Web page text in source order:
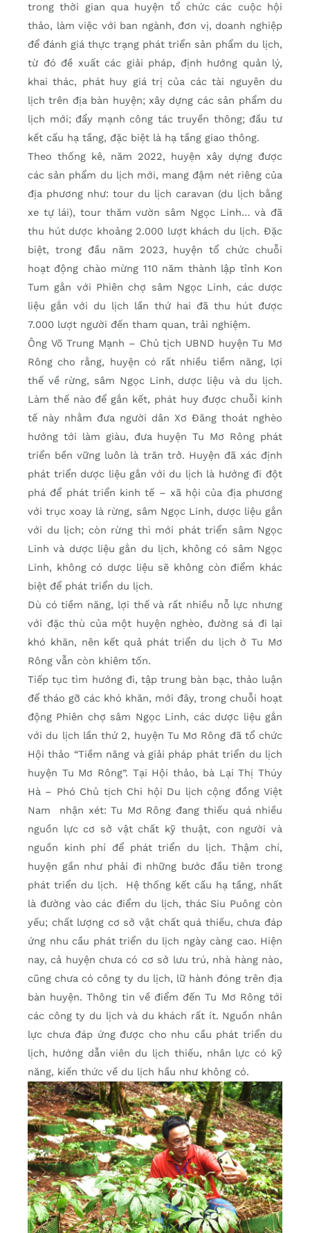
trong thời gian qua huyện tổ chức các cuộc hội
thảo, làm việc với ban ngành, đơn vị, doanh nghiệp
để đánh giá thực trạng phát triển sản phẩm du lịch,
từ đó đề xuất các giải pháp, định hướng quản lý,
khai thác, phát huy giá trị của các tài nguyên du
lịch trên địa bàn huyện; xây dựng các sản phẩm du
lịch mới; đẩy mạnh công tác truyền thông; đầu tư
kết cấu hạ tầng, đặc biệt là hạ tầng giao thông.
Theo thống kê, năm 2022, huyện xây dựng được
các sản phẩm du lịch mới, mang đậm nét riêng của
địa phương như: tour du lịch caravan (du lịch bằng
xe tự lái), tour thăm vườn sâm Ngọc Linh… và đã
thu hút dược khoảng 2.000 lượt khách du lịch. Đặc
biệt, trong đầu năm 2023, huyện tổ chức chuỗi
hoạt động chào mừng 110 năm thành lập tỉnh Kon
Tum gắn với Phiên chợ sâm Ngọc Linh, các dược
liệu gắn với du lịch lần thứ hai đã thu hút được
7.000 lượt người đến tham quan, trải nghiệm.
Ông Võ Trung Mạnh – Chủ tịch UBND huyện Tu Mơ
Rông cho rằng, huyện có rất nhiều tiềm năng, lợi
thế về rừng, sâm Ngọc Linh, dược liệu và du lịch.
Làm thế nào để gắn kết, phát huy được chuỗi kinh
tế này nhằm đưa người dân Xơ Đăng thoát nghèo
hướng tới làm giàu, đưa huyện Tu Mơ Rông phát
triển bền vững luôn là trăn trở. Huyện đã xác định
phát triển dược liệu gắn với du lịch là hướng đi đột
phá để phát triển kinh tế – xã hội của địa phương
với trục xoay là rừng, sâm Ngọc Linh, dược liệu gắn
với du lịch; còn rừng thì mới phát triển sâm Ngọc
Linh và dược liệu gắn du lịch, không có sâm Ngọc
Linh, không có dược liệu sẽ không còn điểm khác
biệt để phát triển du lịch.
Dù có tiềm năng, lợi thế và rất nhiều nỗ lực nhưng
với đặc thù của một huyện nghèo, đường sá đi lại
khó khăn, nên kết quả phát triển du lịch ở Tu Mơ
Rông vẫn còn khiêm tốn.
Tiếp tục tìm hướng đi, tập trung bàn bạc, thảo luận
để tháo gỡ các khó khăn, mới đây, trong chuỗi hoạt
động Phiên chợ sâm Ngọc Linh, các dược liệu gắn
với du lịch lần thứ 2, huyện Tu Mơ Rông đã tổ chức
Hội thảo “Tiềm năng và giải pháp phát triển du lịch
huyện Tu Mơ Rông”. Tại Hội thảo, bà Lại Thị Thúy
Hà – Phó Chủ tịch Chi hội Du lịch cộng đồng Việt
Nam nhận xét: Tu Mơ Rông đang thiếu quá nhiều
nguồn lực cơ sở vật chất kỹ thuật, con người và
nguồn kinh phí để phát triển du lịch. Thậm chí,
huyện gần như phải đi những bước đầu tiên trong
phát triển du lịch. Hệ thống kết cấu hạ tầng, nhất
là đường vào các điểm du lịch, thác Siu Puông còn
yếu; chất lượng cơ sở vật chất quá thiếu, chưa đáp
ứng nhu cầu phát triển du lịch ngày càng cao. Hiện
nay, cả huyện chưa có cơ sở lưu trú, nhà hàng nào,
cũng chưa có công ty du lịch, lữ hành đóng trên địa
bàn huyện. Thông tin về điểm đến Tu Mơ Rông tới
các công ty du lịch và du khách rất ít. Nguồn nhân
lực chưa đáp ứng được cho nhu cầu phát triển du
lịch, hướng dẫn viên du lịch thiếu, nhân lực có kỹ
năng, kiến thức về du lịch hầu như không có.